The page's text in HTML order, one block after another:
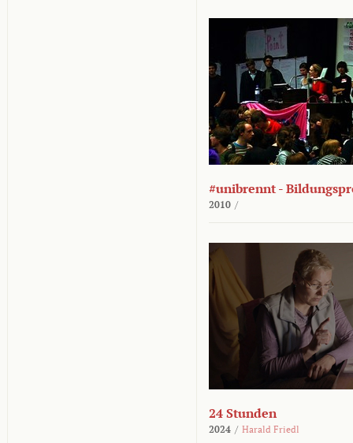
#unibrennt -
2010 /
24 Stunden
2024 / Harald Friedl